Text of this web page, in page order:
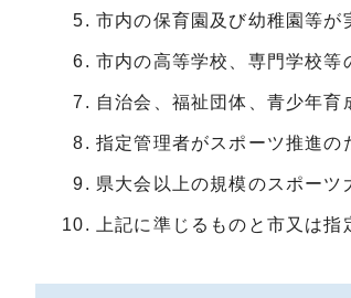
市内の保育園及び幼稚園等が
市内の高等学校、専門学校等
自治会、福祉団体、青少年
指定管理者がスポーツ推進の
県大会以上の規模のスポー
上記に準じるものと市又は